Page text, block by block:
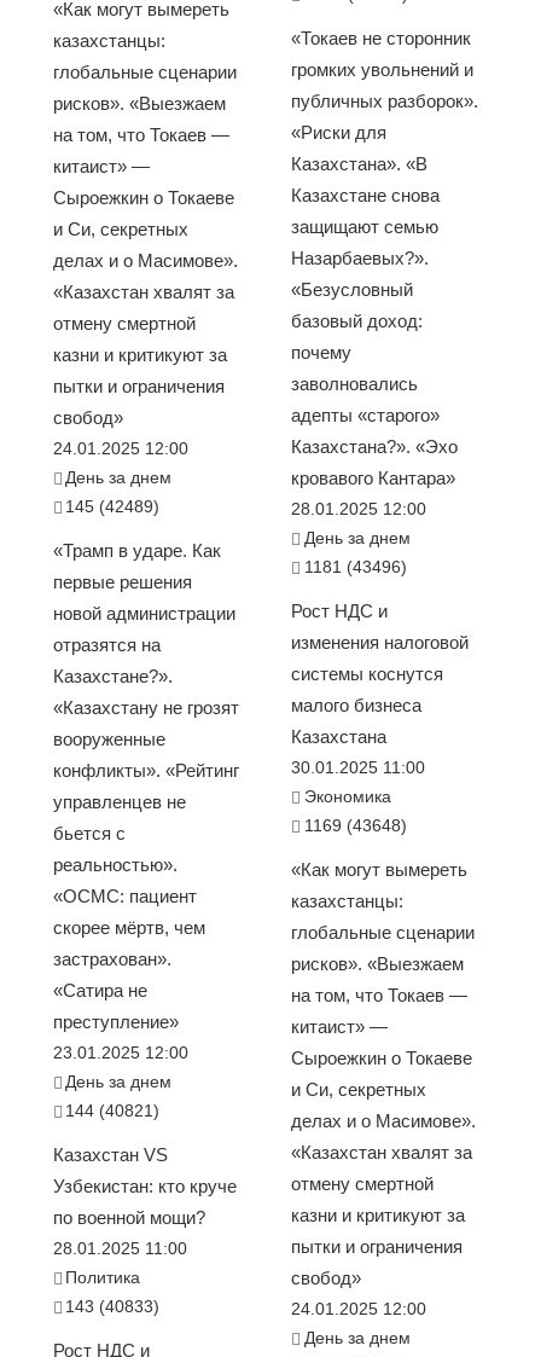
«Как могут вымереть
казахстанцы:
глобальные сценарии
рисков». «Выезжаем
на том, что Токаев —
китаист» —
Сыроежкин о Токаеве
и Си, секретных
делах и о Масимове».
«Казахстан хвалят за
отмену смертной
казни и критикуют за
пытки и ограничения
свобод»
24.01.2025 12:00
День за днем
145 (42489)
«Трамп в ударе. Как
первые решения
новой администрации
отразятся на
Казахстане?».
«Казахстану не грозят
вооруженные
конфликты». «Рейтинг
управленцев не
бьется с
реальностью».
«ОСМС: пациент
скорее мёртв, чем
застрахован».
«Сатира не
преступление»
23.01.2025 12:00
День за днем
144 (40821)
Казахстан VS
Узбекистан: кто круче
по военной мощи?
28.01.2025 11:00
Политика
143 (40833)
Рост НДС и
«Токаев не сторонник
громких увольнений и
публичных разборок».
«Риски для
Казахстана». «В
Казахстане снова
защищают семью
Назарбаевых?».
«Безусловный
базовый доход:
почему
заволновались
адепты «старого»
Казахстана?». «Эхо
кровавого Кантара»
28.01.2025 12:00
День за днем
1181 (43496)
Рост НДС и
изменения налоговой
системы коснутся
малого бизнеса
Казахстана
30.01.2025 11:00
Экономика
1169 (43648)
«Как могут вымереть
казахстанцы:
глобальные сценарии
рисков». «Выезжаем
на том, что Токаев —
китаист» —
Сыроежкин о Токаеве
и Си, секретных
делах и о Масимове».
«Казахстан хвалят за
отмену смертной
казни и критикуют за
пытки и ограничения
свобод»
24.01.2025 12:00
День за днем